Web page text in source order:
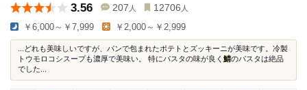
3.56 207 人 12706 人
￥6,000～￥7,999 ￥2,000～￥2,999
...どれも美味しいですが、パンで包まれたポテトとズッキーニが美味です。冷製
トウモロコシスープも濃厚で美味い。 特にパスタの味が良く 鯖のパスタは絶品
でした...